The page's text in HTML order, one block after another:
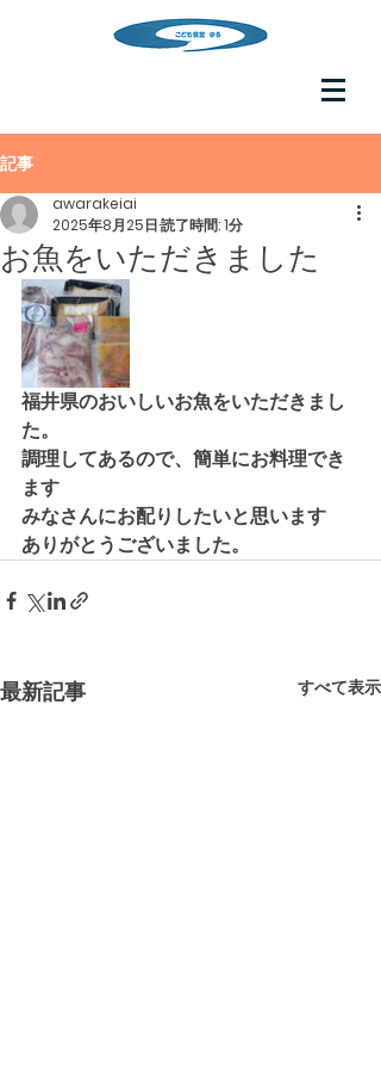
記事
お魚をいただきました
awarakeiai
2025年8月25日読了時間: 1分
福井県のおいしいお魚をいただきまし
た。
調理してあるので、簡単にお料理でき
ます
みなさんにお配りしたいと思います
ありがとうございました。
最新記事 すべて表示